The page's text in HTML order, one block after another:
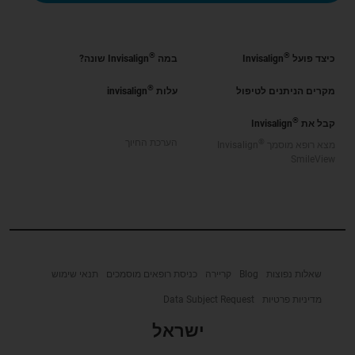
כיצד פועל ®
Invisalign במה ®Invisalign שונה?
מקרים הניתנים לטיפול עלות ®
invisalign
קבל את ®
Invisalign
שאלות נפוצות Blog קריירה כניסת רופאים מוסמכים תנאי שימוש
מדיניות פרטיות Data Subject Request
ישראל